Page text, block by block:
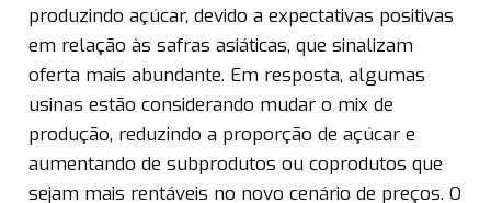
produzindo açúcar, devido a expectativas positivas
em relação às safras asiáticas, que sinalizam
oferta mais abundante. Em resposta, algumas
usinas estão considerando mudar o mix de
produção, reduzindo a proporção de açúcar e
aumentando de subprodutos ou coprodutos que
sejam mais rentáveis no novo cenário de preços. O